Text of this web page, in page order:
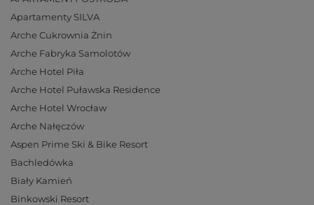
Apartamenty SILVA
Arche Cukrownia Żnin
Arche Fabryka Samolotów
Arche Hotel Piła
Arche Hotel Puławska Residence
Arche Hotel Wrocław
Arche Nałęczów
Aspen Prime Ski & Bike Resort
Bachledówka
Biały Kamień
Binkowski Resort